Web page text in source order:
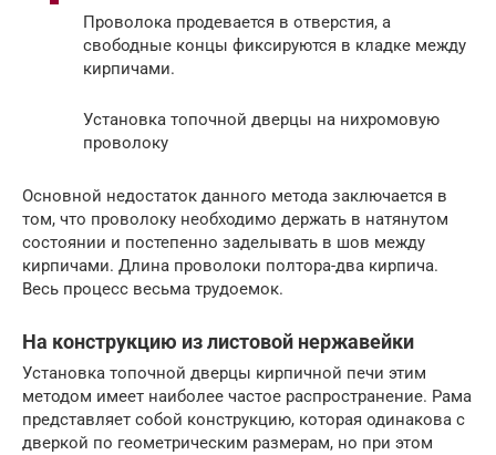
Проволока продевается в отверстия, а
свободные концы фиксируются в кладке между
кирпичами.
Установка топочной дверцы на нихромовую
проволоку
Основной недостаток данного метода заключается в
том, что проволоку необходимо держать в натянутом
состоянии и постепенно заделывать в шов между
кирпичами. Длина проволоки полтора-два кирпича.
Весь процесс весьма трудоемок.
На конструкцию из листовой нержавейки
Установка топочной дверцы кирпичной печи этим
методом имеет наиболее частое распространение. Рама
представляет собой конструкцию, которая одинакова с
дверкой по геометрическим размерам, но при этом